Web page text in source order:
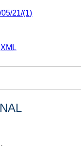
21/(1)
XML